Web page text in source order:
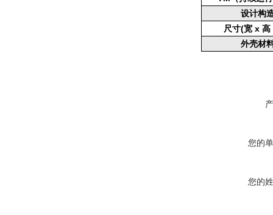
设计构
尺寸(宽 x
外壳材
您的
您的